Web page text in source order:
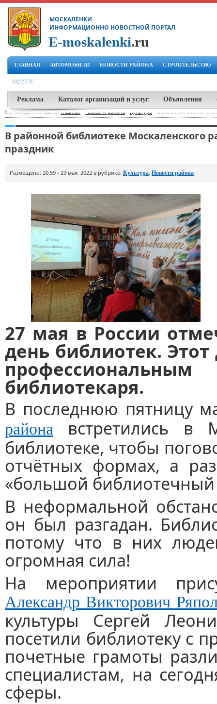
МОСКАЛЕНКИ
ИНФОРМАЦИОННО НОВОСТНОЙ ПОРТАЛ
E-moskalenki.ru
ГЛАВНАЯ АВТОМОБИЛИ НОВОСТИ РАЙОНА СТРОИТЕЛЬСТВО
ФОРУМ
Реклама Каталог организаций и услуг Объявления
Вы находитесь здесь:Главная-Новости района Культура В районной
В районной библиотеке Москаленского
праздник
Размещено: 20:59 - 29 мая, 2022 в рубрике: Культура, Новости района
27 мая в России
день библиотек. Этот
библиотекаря.
В последнюю пятницу
района
встретились в
библиотеке, чтобы
отчётных формах, а
«большой библиотечный
В неформальной
он был разгадан.
потому что в них
огромная сила!
На мероприятии
Александр Викторович
культуры Сергей
посетили библиотеку с
почетные грамоты
специалистам, на
сферы.